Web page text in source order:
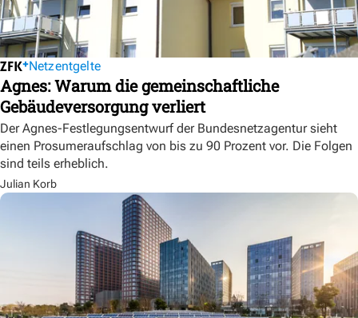
Netzentgelte
Agnes: Warum die gemeinschaftliche
Gebäudeversorgung verliert
Der Agnes-Festlegungsentwurf der Bundesnetzagentur sieht
einen Prosumeraufschlag von bis zu 90 Prozent vor. Die Folgen
sind teils erheblich.
Julian Korb